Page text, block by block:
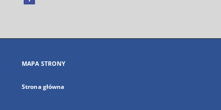
się
karcie
MAPA STRONY
Strona główna